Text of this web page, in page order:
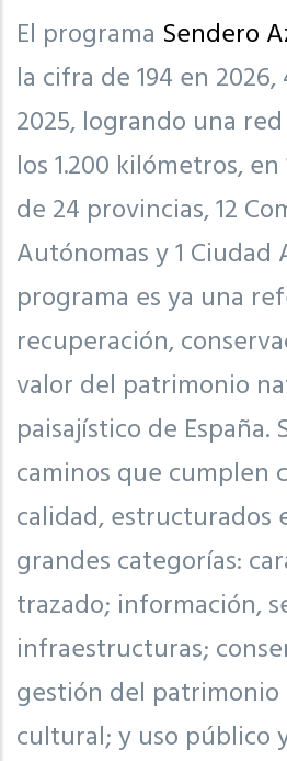
El programa Sendero
la cifra de 194 en
2025, logrando una
los 1.200 kilómetros,
de 24 provincias, 12
Autónomas y 1 Ciudad
programa es ya una
recuperación,
valor del patrimonio
paisajístico de España.
caminos que cumplen
calidad, estructurados
grandes categorías:
trazado; información,
infraestructuras;
gestión del
cultural; y uso público